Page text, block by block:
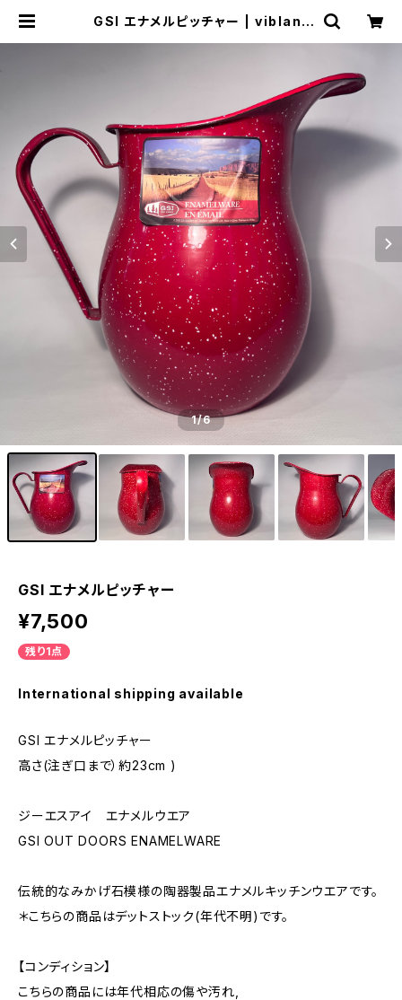
GSI エナメルピッチャー | viblant
1/6
GSI エナメルピッチャー
¥7,500
残り1点
International shipping available
GSI エナメルピッチャー
高さ(注ぎ口まで）約23cm )
ジーエスアイ エナメルウエア
GSI OUT DOORS ENAMELWARE
伝統的なみかげ石模様の陶器製品エナメルキッチンウエアです。
＊こちらの商品はデットストック(年代不明)です。
【コンディション】
こちらの商品には年代相応の傷や汚れ,